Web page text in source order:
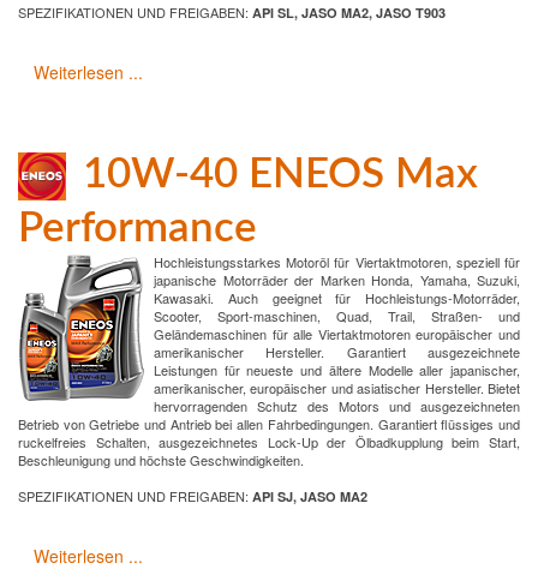
SPEZIFIKATIONEN UND FREIGABEN: API SL, JASO MA2, JASO T903
Weiterlesen ...
10W-40 ENEOS Max
Performance
Hochleistungsstarkes Motoröl für Viertaktmotoren, speziell für
japanische Motorräder der Marken Honda, Yamaha, Suzuki,
Kawasaki. Auch geeignet für Hochleistungs-Motorräder,
Scooter, Sport-maschinen, Quad, Trail, Straßen- und
Geländemaschinen für alle Viertaktmotoren europäischer und
amerikanischer Hersteller. Garantiert ausgezeichnete
Leistungen für neueste und ältere Modelle aller japanischer,
amerikanischer, europäischer und asiatischer Hersteller. Bietet
hervorragenden Schutz des Motors und ausgezeichneten
Betrieb von Getriebe und Antrieb bei allen Fahrbedingungen. Garantiert flüssiges und
ruckelfreies Schalten, ausgezeichnetes Lock-Up der Ölbadkupplung beim Start,
Beschleunigung und höchste Geschwindigkeiten.
SPEZIFIKATIONEN UND FREIGABEN: API SJ, JASO MA2
Weiterlesen ...